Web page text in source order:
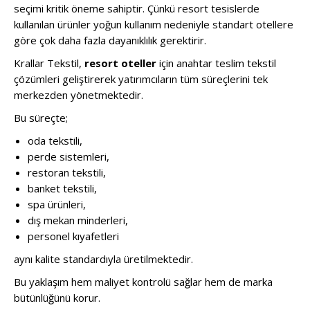
seçimi kritik öneme sahiptir. Çünkü resort tesislerde
kullanılan ürünler yoğun kullanım nedeniyle standart otellere
göre çok daha fazla dayanıklılık gerektirir.
Krallar Tekstil, resort oteller için anahtar teslim tekstil
çözümleri geliştirerek yatırımcıların tüm süreçlerini tek
merkezden yönetmektedir.
Bu süreçte;
oda tekstili,
perde sistemleri,
restoran tekstili,
banket tekstili,
spa ürünleri,
dış mekan minderleri,
personel kıyafetleri
aynı kalite standardıyla üretilmektedir.
Bu yaklaşım hem maliyet kontrolü sağlar hem de marka
bütünlüğünü korur.